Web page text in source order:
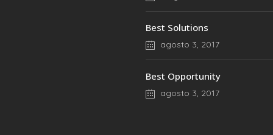
Best Solutions
agosto 3, 2017
Best Opportunity
agosto 3, 2017